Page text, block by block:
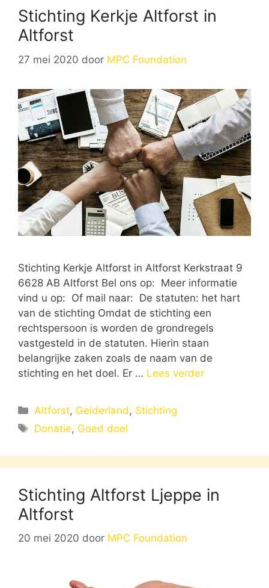
Stichting Kerkje Altforst in
Altforst
27 mei 2020 door MPC Foundation
Stichting Kerkje Altforst in Altforst Kerkstraat 9
6628 AB Altforst Bel ons op: Meer informatie
vind u op: Of mail naar: De statuten: het hart
van de stichting Omdat de stichting een
rechtspersoon is worden de grondregels
vastgesteld in de statuten. Hierin staan
belangrijke zaken zoals de naam van de
stichting en het doel. Er … Lees verder
Categorieën
Altforst, Gelderland , Stichting
Tags
Donatie, Goed doel
Stichting Altforst Ljeppe in
Altforst
20 mei 2020 door MPC Foundation